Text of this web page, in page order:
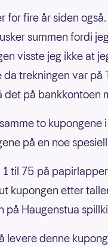
for fire år siden
summen fordi
visste jeg ikke at
trekningen var på
det på bankkontoen
to kupongene
på en noe
til 75 på
kupongen etter
på Haugenstua
levere denne